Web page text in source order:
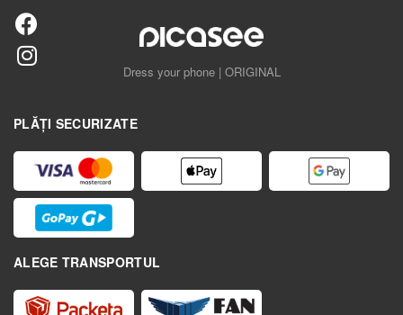
Dress your phone | ORIGINAL
PLĂȚI SECURIZATE
ALEGE TRANSPORTUL